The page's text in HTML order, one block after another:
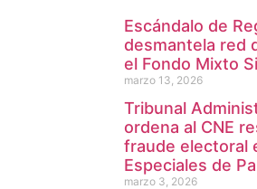
Escándalo de
desmantela red
el Fondo Mixto
marzo 13, 2026
Tribunal
ordena al CNE
fraude electoral
Especiales de
marzo 3, 2026